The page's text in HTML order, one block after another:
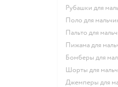
Рубашки для
Поло для
Пальто для
Пижама для
Бомберы для
Шорты для
Джемперы для